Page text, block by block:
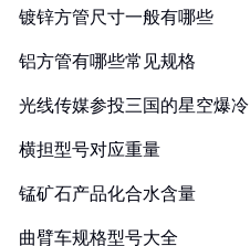
镀锌方管尺寸一般有哪些
铝方管有哪些常见规格
光线传媒参投三国的星空爆冷
横担型号对应重量
锰矿石产品化合水含量
曲臂车规格型号大全